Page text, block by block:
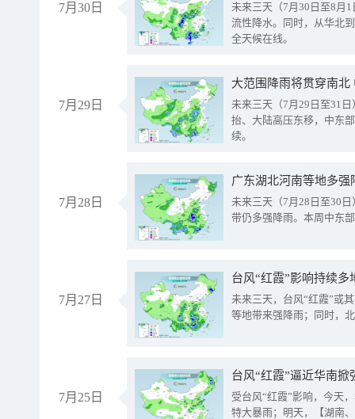
7月30日
未来三天（7月30日至8月
流性降水。同时，从华北
全天候在线。
7月29日
大范围降雨将贯穿南
未来三天（7月29日至31
抬、大陆高压东移，中东
续。
7月28日
广东湖北河南等地多
未来三天（7月28日至30
带仍多强降雨。本周中东
7月27日
台风“红霞”影响持续
未来三天，台风“红霞”或
等地带来强降雨；同时，
7月25日
台风“红霞”逼近华南
受台风“红霞”影响，今天
特大暴雨；明天，【湖南